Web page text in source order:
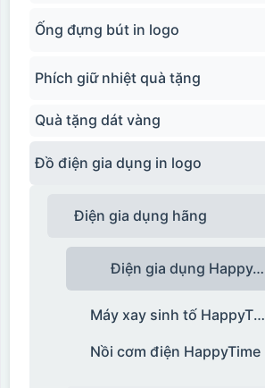
Ống đựng bút in logo
Phích giữ nhiệt quà tặng
Quà tặng dát vàng
Đồ điện gia dụng in logo
Điện gia dụng hãng
Điện gia dụng HappyTime
Máy xay sinh tố HappyTime
Nồi cơm điện HappyTime